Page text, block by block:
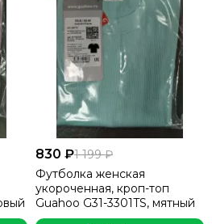
830 ₽1 199 ₽
Футболка женская
укороченная, кроп-топ
Guahoo G31-3301TS, мятный